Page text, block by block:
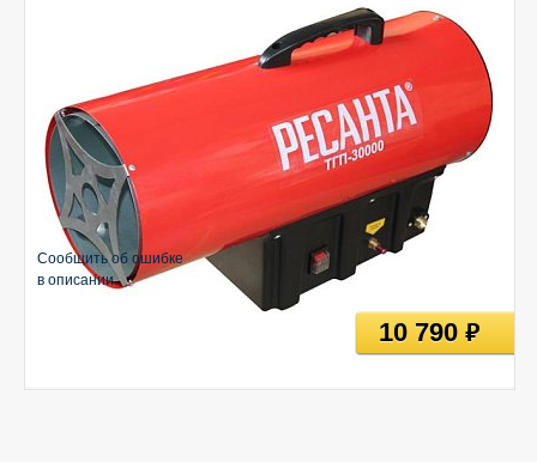
Сообщить об ошибке
в описании
10 790руб